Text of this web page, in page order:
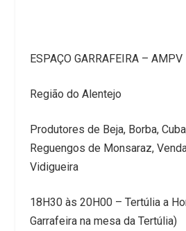
ESPAÇO GARRAFEIRA – AMPV
Região do Alentejo
Produtores de Beja, Borba,
Reguengos de Monsaraz,
Vidigueira
18H30 às 20H00 – Tertúlia a
Garrafeira na mesa da Tertúlia)